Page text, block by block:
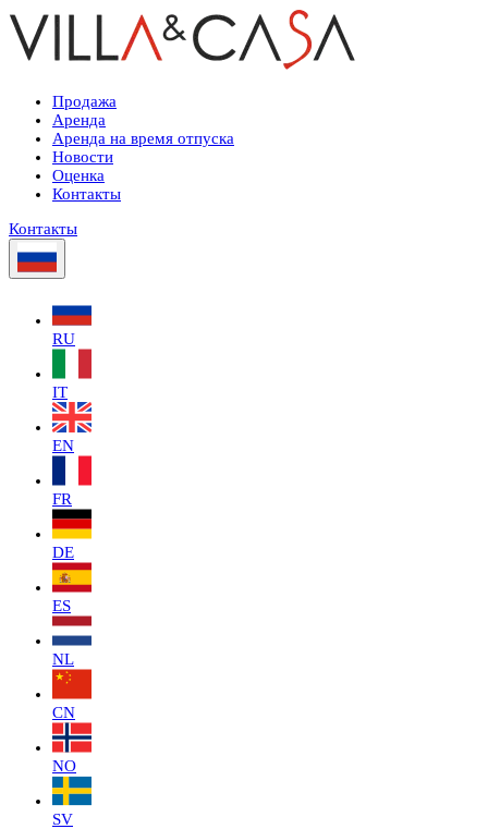
Продажа
Аренда
Аренда на время отпуска
Новости
Оценка
Контакты
Контакты
RU
IT
EN
FR
DE
ES
NL
CN
NO
SV